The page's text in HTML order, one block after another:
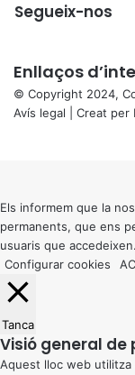
Segueix-nos
Enllaços
© Copyright 2024,
Avís legal | Creat per
button
Els informem que la
permanents, que ens
usuaris que
Configurar cookies
Tanca
Visió general de
Aquest lloc web utilitza